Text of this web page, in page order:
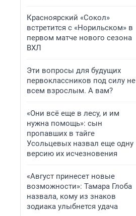
Красноярский «Сокол»
встретится с «Норильском» в
первом матче нового сезона
ВХЛ
Эти вопросы для будущих
первоклассников под силу не
всем взрослым. А вам?
«Они всё еще в лесу, и им
нужна помощь»: сын
пропавших в тайге
Усольцевых назвал еще одну
версию их исчезновения
«Август принесет новые
возможности»: Тамара Глоба
назвала, кому из знаков
зодиака улыбнется удача